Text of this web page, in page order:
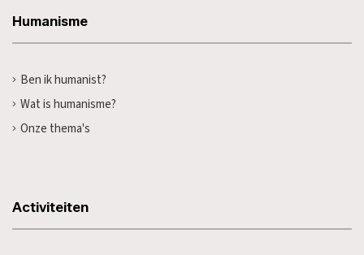
Humanisme
Ben ik humanist?
Wat is humanisme?
Onze thema's
Activiteiten